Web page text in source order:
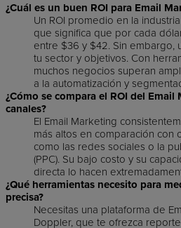
¿Cuál es un buen ROI para Email
Un ROI promedio en la
que significa que por cada
entre $36 y $42. Sin embargo,
tu sector y objetivos. Con
muchos negocios superan
a la automatización y
¿Cómo se compara el ROI del
canales?
El Email Marketing
más altos en comparación con
como las redes sociales o la
(PPC). Su bajo costo y su
directa lo hacen
¿Qué herramientas necesito para
precisa?
Necesitas una plataforma de
Doppler, que te ofrezca